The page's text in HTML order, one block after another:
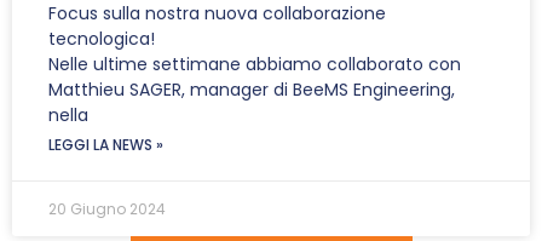
Focus sulla nostra nuova collaborazione
tecnologica!
Nelle ultime settimane abbiamo collaborato con
Matthieu SAGER, manager di BeeMS Engineering,
nella
LEGGI LA NEWS »
20 Giugno 2024